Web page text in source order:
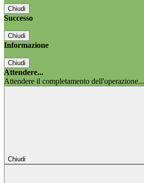
Chiudi
Successo
Chiudi
Informazione
Chiudi
Attendere...
Attendere il completamento dell'operazione...
Chiudi